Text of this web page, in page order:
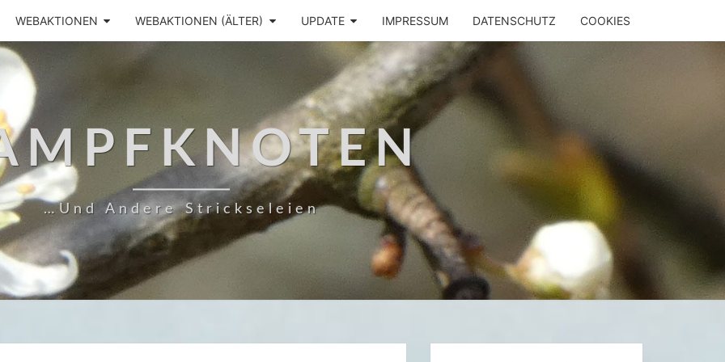
WEBAKTIONEN WEBAKTIONEN (ÄLTER) UPDATE IMPRESSUM DATENSCHUTZ COOKIES
…und Andere Strickseleien